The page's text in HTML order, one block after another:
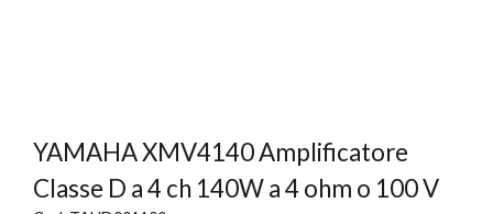
YAMAHA XMV4140 Amplificatore
Classe D a 4 ch 140W a 4 ohm o 100 V